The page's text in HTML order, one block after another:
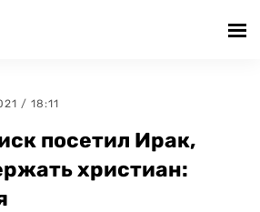
/ 18:11
посетил Ирак,
христиан: